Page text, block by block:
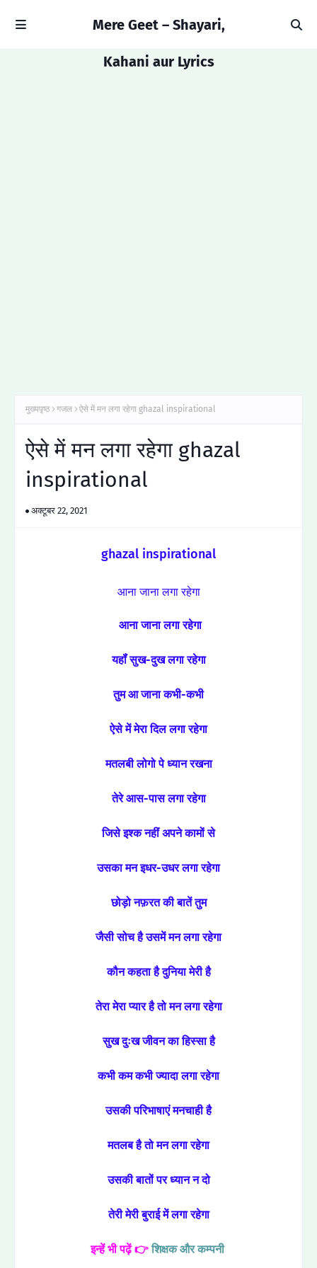
Mere Geet – Shayari,
Kahani aur Lyrics
मुख्यपृष्ठ गजल ऐसे में मन लगा रहेगा ghazal inspirational
ऐसे में मन लगा रहेगा ghazal
inspirational
अक्टूबर 22, 2021
ghazal inspirational
आना जाना लगा रहेगा
आना जाना लगा रहेगा
यहॉं सुख-दुख लगा रहेगा
तुम आ जाना कभी-कभी
ऐसे में मेरा दिल लगा रहेगा
मतलबी लोगो पे ध्यान रखना
तेरे आस-पास लगा रहेगा
जिसे इश्क नहीं अपने कामों से
उसका मन इधर-उधर लगा रहेगा
छोड़ो नफ़रत की बातें तुम
जैसी सोच है उसमें मन लगा रहेगा
कौन कहता है दुनिया मेरी है
तेरा मेरा प्यार है तो मन लगा रहेगा
सुख दुःख जीवन का हिस्सा है
कभी कम कभी ज्यादा लगा रहेगा
उसकी परिभाषाएं मनचाही है
मतलब है तो मन लगा रहेगा
उसकी बातों पर ध्यान न दो
तेरी मेरी बुराई में लगा रहेगा
इन्हें भी पढ़ें 👉शिक्षक और कम्पनी